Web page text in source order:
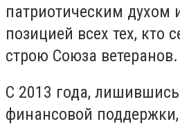
патриотическим духом
позицией всех тех, кто
строю Союза ветеранов.
С 2013 года, лишившись
финансовой